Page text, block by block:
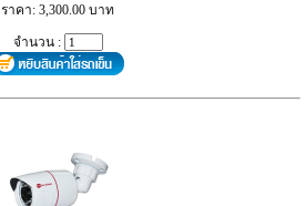
ราคา: 3,300.00 บาท
จำนวน :